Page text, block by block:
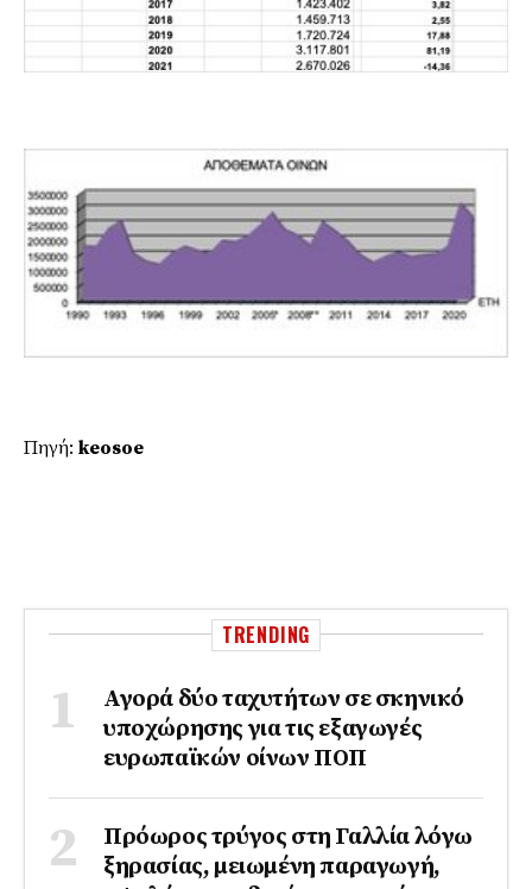
Πηγή: keosoe
TRENDING
Αγορά δύο ταχυτήτων σε σκηνικό
υποχώρησης για τις εξαγωγές
ευρωπαϊκών οίνων ΠΟΠ
Πρόωρος τρύγος στη Γαλλία λόγω
ξηρασίας, μειωμένη παραγωγή,